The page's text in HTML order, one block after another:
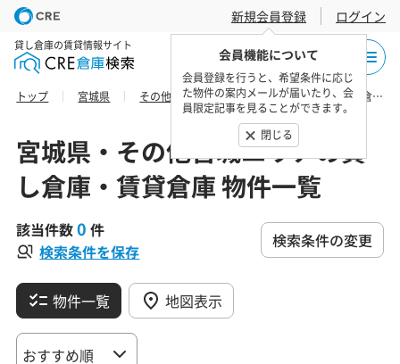
新規会員登録
会員機能について
会員登録を行うと、希望条件に応じ
た物件の案内メールが届いたり、会
員限定記事を見ることができます。
閉じる
ログイン
貸し倉庫の賃貸情報サイト
トップ 宮城県 その他宮城エリア 宮城郡七ヶ浜町の貸し倉庫・賃貸倉庫 物件一覧
宮城県・その他宮城エリアの貸
し倉庫・賃貸倉庫 物件一覧
該当件数0 件
検索条件を保存
検索条件の変更
物件一覧 地図表示